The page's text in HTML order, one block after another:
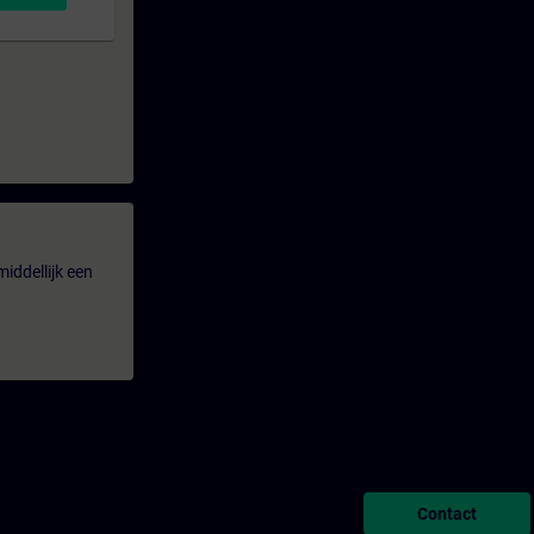
een
Contact